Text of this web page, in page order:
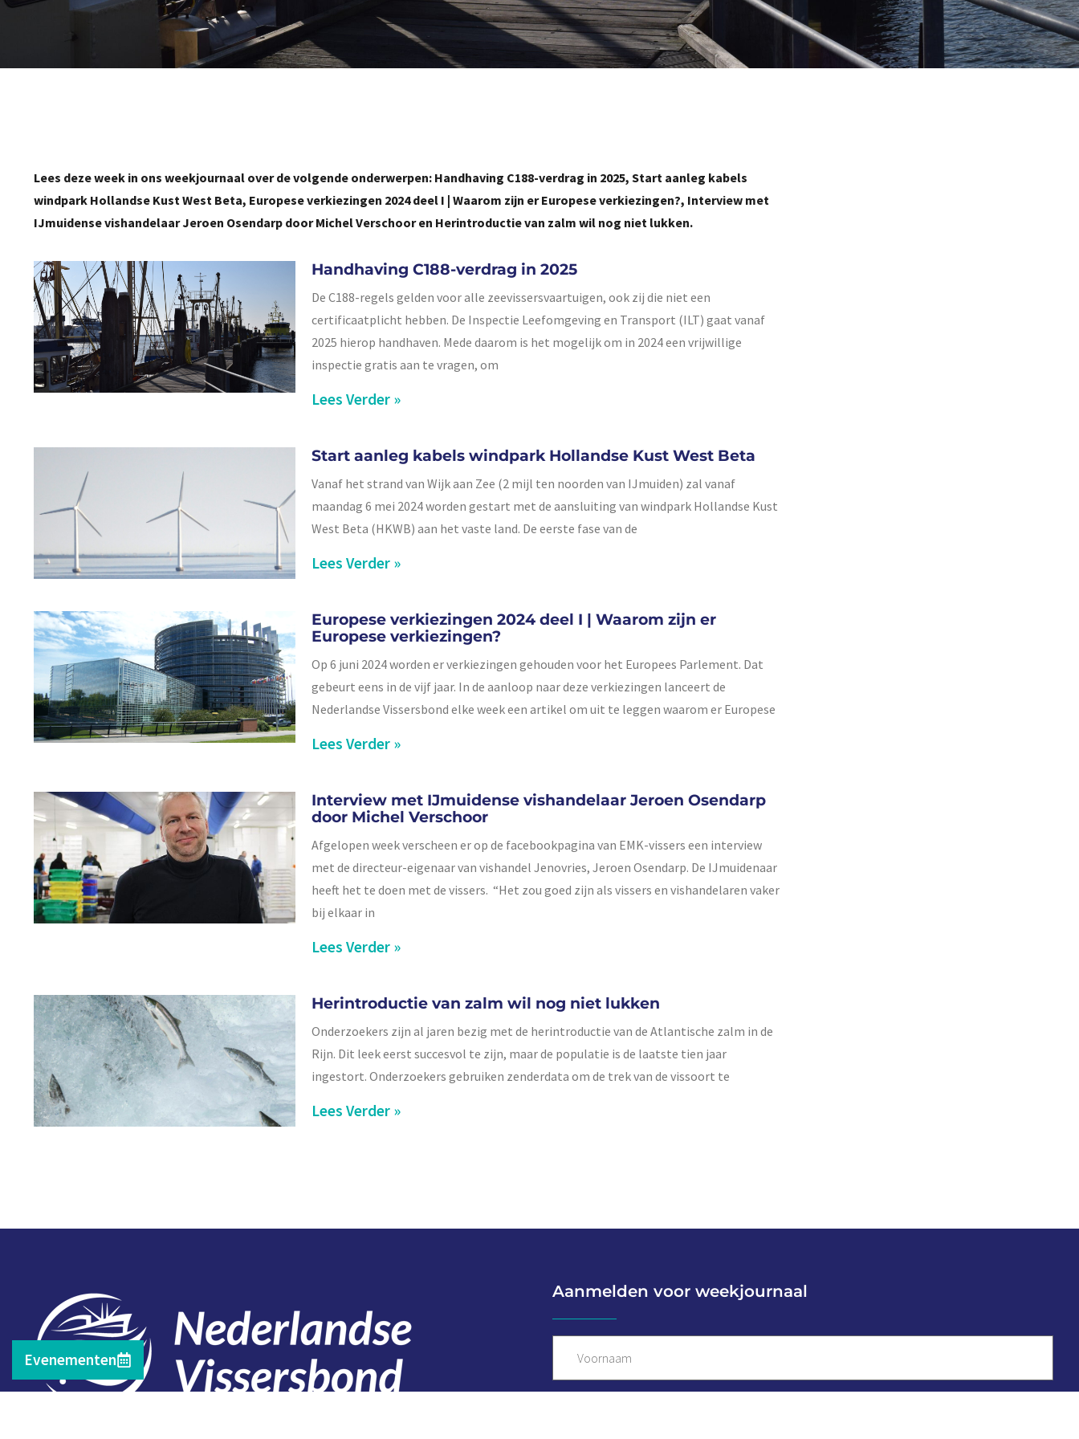
Lees deze week in ons weekjournaal over de volgende onderwerpen: Handhaving C188-verdrag in 2025, Start aanleg kabels
windpark Hollandse Kust West Beta, Europese verkiezingen 2024 deel I | Waarom zijn er Europese verkiezingen?, Interview met
IJmuidense vishandelaar Jeroen Osendarp door Michel Verschoor en Herintroductie van zalm wil nog niet lukken.
Handhaving C188-verdrag in 2025
De C188-regels gelden voor alle zeevissersvaartuigen, ook zij die niet een
certificaatplicht hebben. De Inspectie Leefomgeving en Transport (ILT) gaat vanaf
2025 hierop handhaven. Mede daarom is het mogelijk om in 2024 een vrijwillige
inspectie gratis aan te vragen, om
Lees Verder »
Start aanleg kabels windpark Hollandse Kust West Beta
Vanaf het strand van Wijk aan Zee (2 mijl ten noorden van IJmuiden) zal vanaf
maandag 6 mei 2024 worden gestart met de aansluiting van windpark Hollandse Kust
West Beta (HKWB) aan het vaste land. De eerste fase van de
Lees Verder »
Europese verkiezingen 2024 deel I | Waarom zijn er
Europese verkiezingen?
Op 6 juni 2024 worden er verkiezingen gehouden voor het Europees Parlement. Dat
gebeurt eens in de vijf jaar. In de aanloop naar deze verkiezingen lanceert de
Nederlandse Vissersbond elke week een artikel om uit te leggen waarom er Europese
Lees Verder »
Interview met IJmuidense vishandelaar Jeroen Osendarp
door Michel Verschoor
Afgelopen week verscheen er op de facebookpagina van EMK-vissers een interview
met de directeur-eigenaar van vishandel Jenovries, Jeroen Osendarp. De IJmuidenaar
heeft het te doen met de vissers. “Het zou goed zijn als vissers en vishandelaren vaker
bij elkaar in
Lees Verder »
Herintroductie van zalm wil nog niet lukken
Onderzoekers zijn al jaren bezig met de herintroductie van de Atlantische zalm in de
Rijn. Dit leek eerst succesvol te zijn, maar de populatie is de laatste tien jaar
ingestort. Onderzoekers gebruiken zenderdata om de trek van de vissoort te
Lees Verder »
Evenementen
Aanmelden voor weekjournaal